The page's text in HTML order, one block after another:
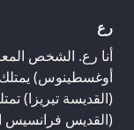
رع
أنا رع. الشخص
أوغسطينوس) يمتلك
(القديسة تيريزا)
(القديس فرانسيس